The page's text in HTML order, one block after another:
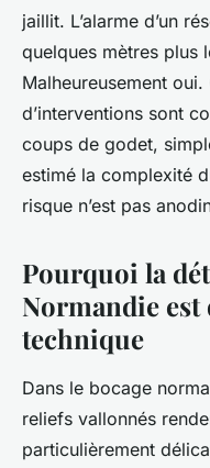
Séraphine •10/06/2026
jaillit. L’alarme d’un
quelques mètres plus
Malheureusement
d’interventions sont
coups de godet,
estimé la complexité
risque n’est pas
Pourquoi la
Normandie
technique
Dans le bocage
reliefs vallonnés
particulièrement